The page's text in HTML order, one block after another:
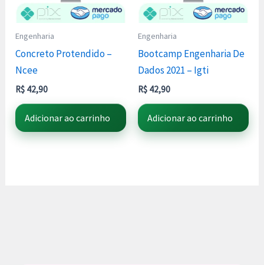
Engenharia
Concreto Protendido –
Ncee
R$ 42,90
Adicionar ao carrinho
Engenharia
Bootcamp Engenharia De
Dados 2021 – Igti
R$ 42,90
Adicionar ao carrinho